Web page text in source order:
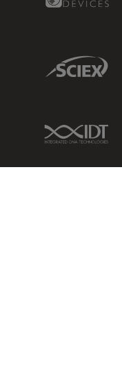
Sciex Link
IDT Link